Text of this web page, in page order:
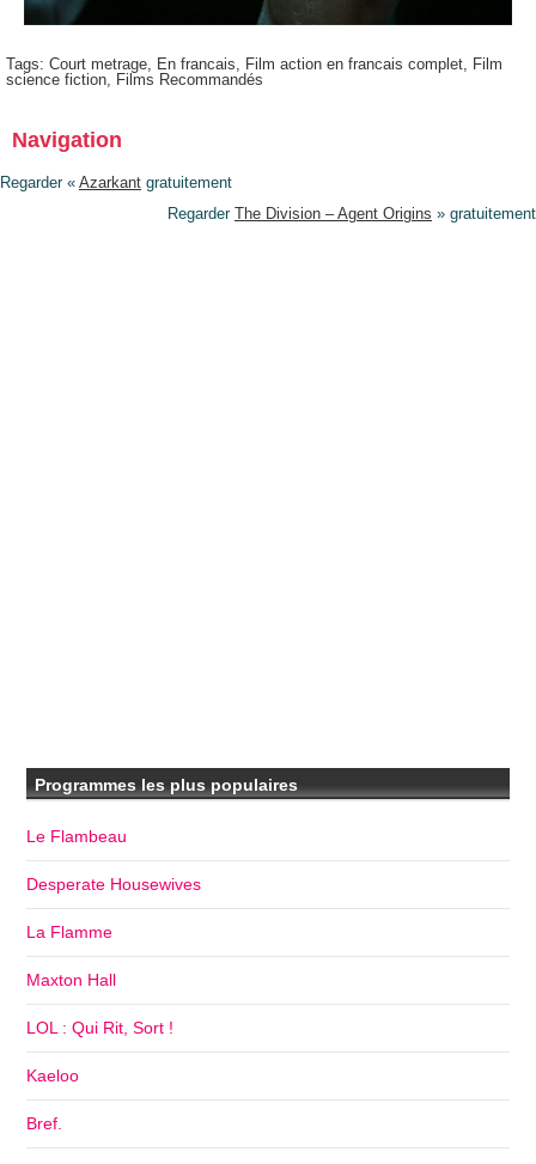
Tags: Court metrage En francais Film action en francais complet
Film
science fiction
Films Recommandés
Navigation
Regarder « Azarkant gratuitement
Regarder The Division – Agent Origins » gratuitement
Programmes les plus populaires
Le Flambeau
Desperate Housewives
La Flamme
Maxton Hall
LOL : Qui Rit, Sort !
Kaeloo
Bref.